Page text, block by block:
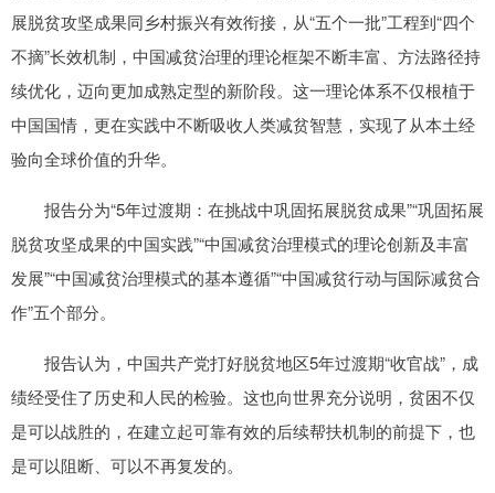
展脱贫攻坚成果同乡村振兴有效衔接，从“五个一批”工程到“四个
不摘”长效机制，中国减贫治理的理论框架不断丰富、方法路径持
续优化，迈向更加成熟定型的新阶段。这一理论体系不仅根植于
中国国情，更在实践中不断吸收人类减贫智慧，实现了从本土经
验向全球价值的升华。
报告分为“5年过渡期：在挑战中巩固拓展脱贫成果”“巩固拓展
脱贫攻坚成果的中国实践”“中国减贫治理模式的理论创新及丰富
发展”“中国减贫治理模式的基本遵循”“中国减贫行动与国际减贫合
作”五个部分。
报告认为，中国共产党打好脱贫地区5年过渡期“收官战”，成
绩经受住了历史和人民的检验。这也向世界充分说明，贫困不仅
是可以战胜的，在建立起可靠有效的后续帮扶机制的前提下，也
是可以阻断、可以不再复发的。